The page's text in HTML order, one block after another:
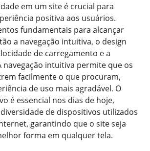
em um site é crucial para
positiva aos usuários.
fundamentais para alcançar
a navegação intuitiva, o design
de carregamento e a
navegação intuitiva permite que os
facilmente o que procuram,
de uso mais agradável. O
é essencial nos dias de hoje,
de dispositivos utilizados
garantindo que o site seja
forma em qualquer tela.